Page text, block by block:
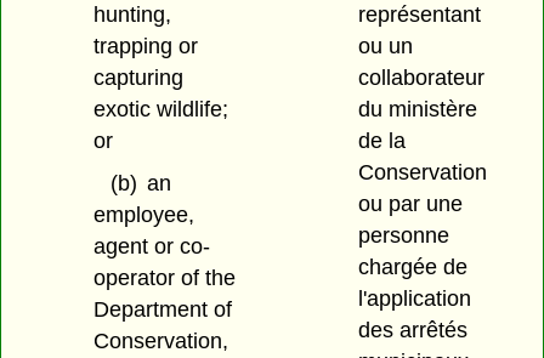
hunting,
trapping or
capturing
exotic wildlife;
or
(b) an
employee,
agent or co-
operator of the
Department of
Conservation,
représentant
ou un
collaborateur
du ministère
de la
Conservation
ou par une
personne
chargée de
l'application
des arrêtés